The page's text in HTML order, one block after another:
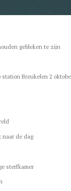
gebleken te zijn
Breukelen 2
naar de dag
sterfkamer